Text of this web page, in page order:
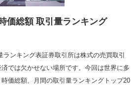
価総額 取引量ランキング
ンキング表証券取引所は株式の売買取引
では欠かせない場所です。今回は世界に多
価総額、月間の取引量ランキングトップ20